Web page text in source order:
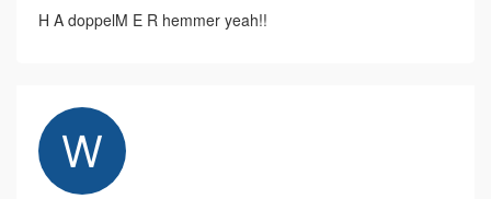
H A doppelM E R hemmer yeah!!